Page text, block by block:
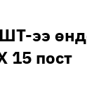
ээ
15 пост